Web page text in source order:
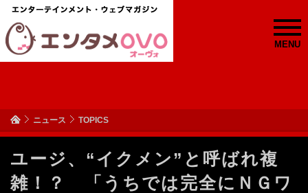
MENU
ニュース TOPICS
ユージ、“イクメン”と呼ばれ複
雑！？ 「うちでは完全にＮＧワ